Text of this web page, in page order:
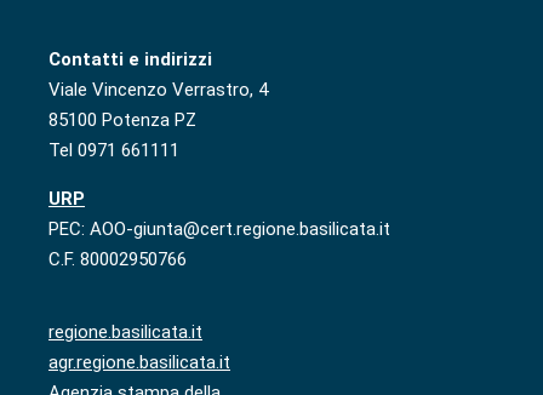
Contatti e indirizzi
Viale Vincenzo Verrastro, 4
85100 Potenza PZ
Tel 0971 661111
URP
PEC: AOO-giunta@cert.regione.basilicata.it
C.F. 80002950766
regione.basilicata.it
agr.regione.basilicata.it